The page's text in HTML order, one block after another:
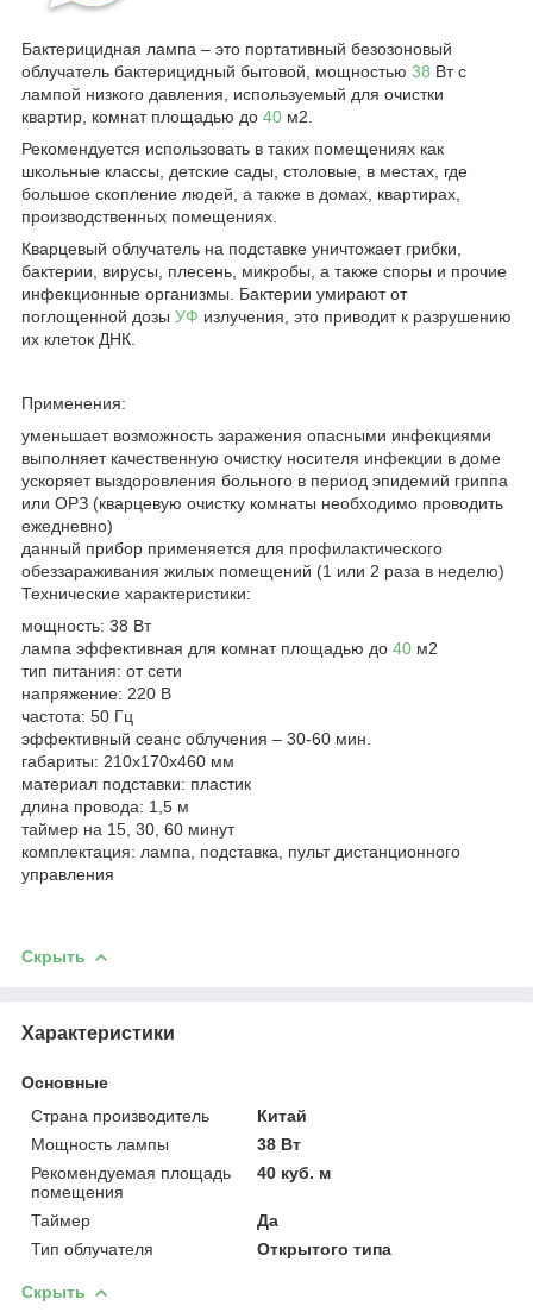
Бактерицидная лампа – это портативный безозоновый
облучатель бактерицидный бытовой, мощностью 38 Вт с
лампой низкого давления, используемый для очистки
квартир, комнат площадью до 40 м2.
Рекомендуется использовать в таких помещениях как
школьные классы, детские сады, столовые, в местах, где
большое скопление людей, а также в домах, квартирах,
производственных помещениях.
Кварцевый облучатель на подставке уничтожает грибки,
бактерии, вирусы, плесень, микробы, а также споры и прочие
инфекционные организмы. Бактерии умирают от
поглощенной дозы УФ излучения, это приводит к разрушению
их клеток ДНК.
Применения:
уменьшает возможность заражения опасными инфекциями
выполняет качественную очистку носителя инфекции в доме
ускоряет выздоровления больного в период эпидемий гриппа
или ОРЗ (кварцевую очистку комнаты необходимо проводить
ежедневно)
данный прибор применяется для профилактического
обеззараживания жилых помещений (1 или 2 раза в неделю)
Технические характеристики:
мощность: 38 Вт
лампа эффективная для комнат площадью до 40 м2
тип питания: от сети
напряжение: 220 В
частота: 50 Гц
эффективный сеанс облучения – 30-60 мин.
габариты: 210х170х460 мм
материал подставки: пластик
длина провода: 1,5 м
таймер на 15, 30, 60 минут
комплектация: лампа, подставка, пульт дистанционного
управления
Скрыть
Характеристики
Основные
Страна производитель
Китай
Мощность лампы
38 Вт
Рекомендуемая площадь
помещения
40 куб. м
Таймер
Да
Тип облучателя
Открытого типа
Скрыть